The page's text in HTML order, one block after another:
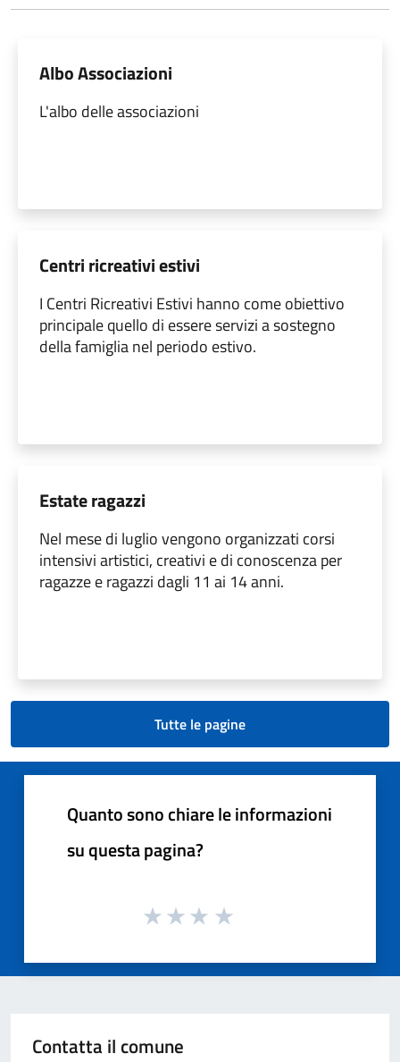
Albo Associazioni
L'albo delle associazioni
Centri ricreativi estivi
I Centri Ricreativi Estivi hanno come obiettivo
principale quello di essere servizi a sostegno
della famiglia nel periodo estivo.
Estate ragazzi
Nel mese di luglio vengono organizzati corsi
intensivi artistici, creativi e di conoscenza per
ragazze e ragazzi dagli 11 ai 14 anni.
Tutte le pagine
Quanto sono chiare le informazioni
su questa pagina?
Contatta il comune